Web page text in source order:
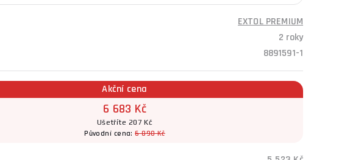
EXTOL PREMIUM
2 roky
8891591-1
Akční cena
6 683 Kč
Ušetříte 207 Kč
Původní cena:6 890 Kč